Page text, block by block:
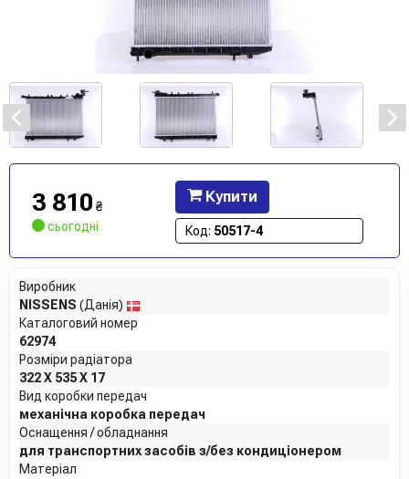
3 810 ₴
сьогодні
Купити
Код: 50517-4
Виробник
NISSENS (Данія)
Каталоговий номер
62974
Розміри радіатора
322 X 535 X 17
Вид коробки передач
механічна коробка передач
Оснащення / обладнання
для транспортних засобів з/без кондиціонером
Матеріал